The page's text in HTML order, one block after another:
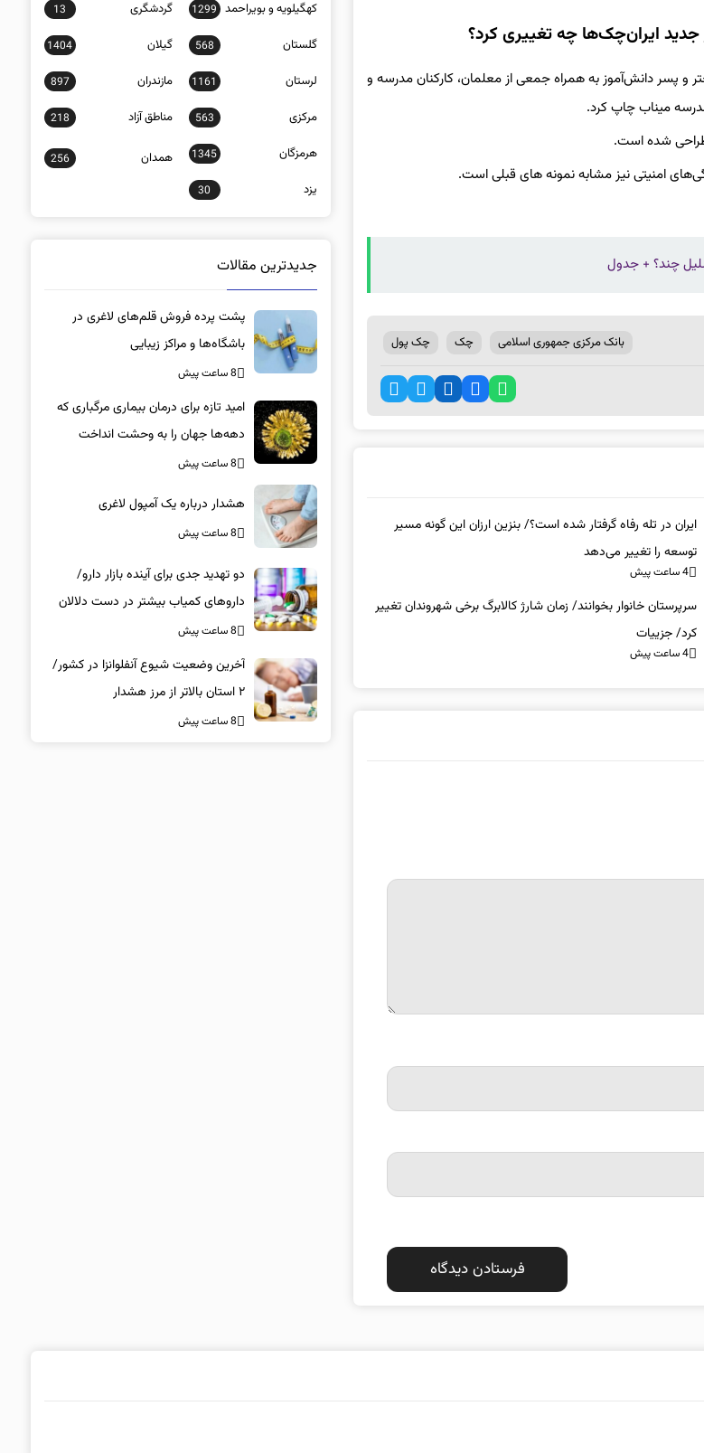
بعد از جنایات امریکا در مدرسه میناب و شهادت ۱۶۸ کودک دختر و پسر دانش‌آموز به همراه جمعی از معلمان، کارکنان مدرسه و
امنیتی نیز مشابه نمونه های قبلی است.
بانک مرکزی جمهوری اسلامی چک چک پول
ایران در تله رفاه گرفتار شده است؟/ بنزین ارزان این گونه مسیر
توسعه را تغییر می‌دهد
4 ساعت پیش
سرپرستان خانوار بخوانند/ زمان شارژ کالابرگ برخی شهروندان تغییر
کرد/ جزییات
4 ساعت پیش
کهگیلویه و بویراحمد 1299 گردشگری 13
گلستان 568 گیلان 1404
لرستان 1161 مازندران 897
مرکزی 563 مناطق آزاد 218
هرمزگان 1345 همدان 256
یزد 30
جدیدترین مقالات
پشت پرده فروش قلم‌های لاغری در
باشگاه‌ها و مراکز زیبایی
8 ساعت پیش
امید تازه برای درمان بیماری مرگباری که
دهه‌ها جهان را به وحشت انداخت
8 ساعت پیش
هشدار درباره یک آمپول لاغری
8 ساعت پیش
دو تهدید جدی برای آینده بازار دارو/
داروهای کمیاب بیشتر در دست دلالان
است تا بیماران/ کمبود در کدام گروه‌های
دارویی محسوس‌تر است؟
8 ساعت پیش
آخرین وضعیت شیوع آنفلوانزا در کشور/
۲ استان بالاتر از مرز هشدار
8 ساعت پیش